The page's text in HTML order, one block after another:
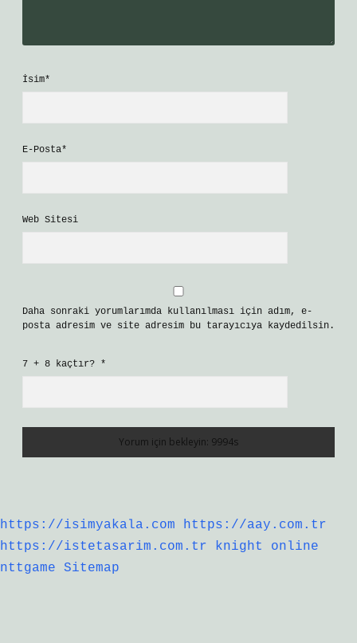
İsim*
E-Posta*
Web Sitesi
Daha sonraki yorumlarımda kullanılması için adım, e-
posta adresim ve site adresim bu tarayıcıya kaydedilsin.
7 + 8 kaçtır? *
https://isimyakala.com
https://aay.com.tr
https://istetasarim.com.tr
knight online
nttgame
Sitemap